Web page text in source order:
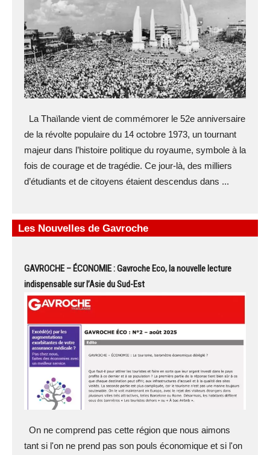
La Thaïlande vient de commémorer le 52e anniversaire
de la révolte populaire du 14 octobre 1973, un tournant
majeur dans l’histoire politique du royaume, symbole à la
fois de courage et de tragédie. Ce jour-là, des milliers
d’étudiants et de citoyens étaient descendus dans ...
Les Nouvelles de Gavroche
GAVROCHE – ÉCONOMIE : Gavroche Eco, la nouvelle lecture
indispensable sur l’Asie du Sud-Est
On ne comprend pas cette région que nous aimons
tant si l'on ne prend pas son pouls économique et si l'on